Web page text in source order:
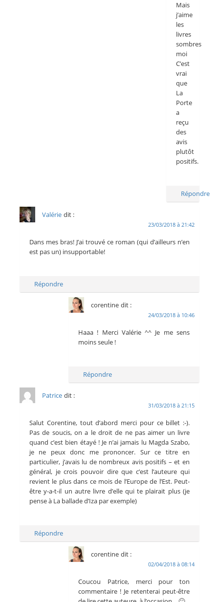
Mais
j’aime
les
livres
sombres
moi
C’est
vrai
que
La
Porte
a
reçu
des
avis
plutôt
positifs.
Répondre
Valérie dit :
23/03/2018 à 21:42
Dans mes bras! J’ai trouvé ce roman (qui d’ailleurs n’en
est pas un) insupportable!
Répondre
corentine dit :
24/03/2018 à 10:46
Haaa ! Merci Valérie ^^ Je me sens
moins seule !
Répondre
Patrice dit :
31/03/2018 à 21:15
Salut Corentine, tout d’abord merci pour ce billet :-).
Pas de soucis, on a le droit de ne pas aimer un livre
quand c’est bien étayé ! Je n’ai jamais lu Magda Szabo,
je ne peux donc me prononcer. Sur ce titre en
particulier, j’avais lu de nombreux avis positifs – et en
général, je crois pouvoir dire que c’est l’auteure qui
revient le plus dans ce mois de l’Europe de l’Est. Peut-
être y-a-t-il un autre livre d’elle qui te plairait plus (je
pense à La ballade d’Iza par exemple)
Répondre
corentine dit :
02/04/2018 à 08:14
Coucou Patrice, merci pour ton
commentaire ! Je retenterai peut-être